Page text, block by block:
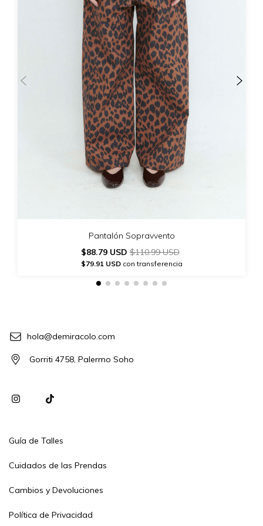
Pantalón Sopravvento
$88.79 USD$110.99 USD
$79.91 USDcon transferencia
hola@demiracolo.com
Gorriti 4758, Palermo Soho
Guía de Talles
Cuidados de las Prendas
Cambios y Devoluciones
Política de Privacidad